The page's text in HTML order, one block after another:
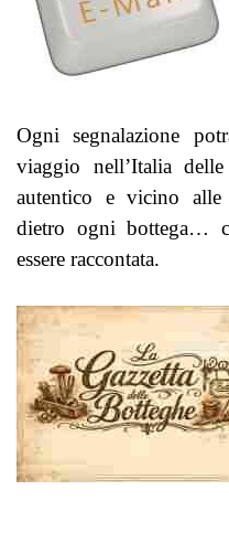
Ogni segnalazione
viaggio nell’Italia
autentico e vicino
dietro ogni bottega…
essere raccontata.